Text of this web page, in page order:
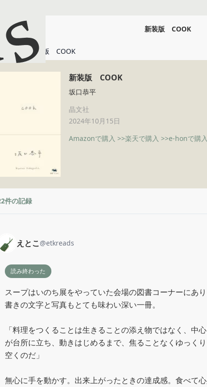
新装版 COOK
新装版 COOK
新装版 COOK
坂口恭平
晶文社
2024年10月15日
Amazonで購入 >>楽天で購入 >>e-honで購
件の記録
えとこ@etkreads
読み終わった
スープはいのち展をやっていた会場の図書コーナーにあ
書きの文字と写真もとても味わい深い一冊。
「料理をつくることは生きることの添え物ではなく、中
が台所に立ち、動きはじめるまで、焦ることなくゆっく
空くのだ」
無心に手を動かす。出来上がったときの達成感。食べて